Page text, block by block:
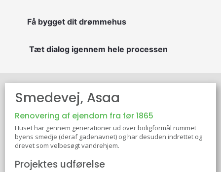
Få bygget dit drømmehus
Tæt dialog igennem hele processen
Smedevej, Asaa
Renovering af ejendom fra før 1865
Huset har gennem generationer ud over boligformål rummet
byens smedje (deraf gadenavnet) og har desuden indrettet og
drevet som velbesøgt vandrehjem.
Projektes udførelse